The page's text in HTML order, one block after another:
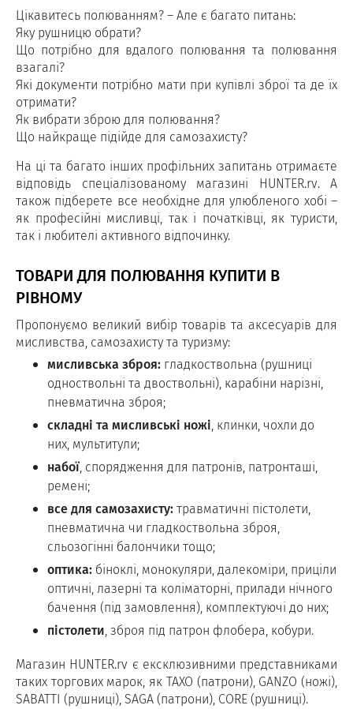
Цікавитесь полюванням? – Але є багато питань:
Яку рушницю обрати?
Що потрібно для вдалого полювання та полювання
взагалі?
Які документи потрібно мати при купівлі зброї та де їх
отримати?
Як вибрати зброю для полювання?
Що найкраще підійде для самозахисту?
На ці та багато інших профільних запитань отримаєте
відповідь спеціалізованому магазині HUNTER.rv. А
також підберете все необхідне для улюбленого хобі –
як професійні мисливці, так і початківці, як туристи,
так і любителі активного відпочинку.
ТОВАРИ ДЛЯ ПОЛЮВАННЯ КУПИТИ В
РІВНОМУ
Пропонуємо великий вибір товарів та аксесуарів для
мисливства, самозахисту та туризму:
мисливська зброя: гладкоствольна (рушниці
одноствольні та двоствольні), карабіни нарізні,
пневматична зброя;
складні та мисливські ножі, клинки, чохли до
них, мультитули;
набої, спорядження для патронів, патронташі,
ремені;
все для самозахисту:травматичні пістолети,
пневматична чи гладкоствольна зброя,
сльозогінні балончики тощо;
оптика: біноклі, монокуляри, далекоміри, приціли
оптичні, лазерні та коліматорні, прилади нічного
бачення (під замовлення), комплектуючі до них;
пістолети, зброя під патрон флобера, кобури.
Магазин HUNTER.rv є ексклюзивними представниками
таких торгових марок, як TAXO (патрони), GANZO (ножі),
SABATTI (рушниці), SAGA (патрони), CORE (рушниці).